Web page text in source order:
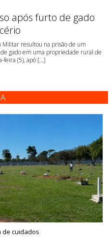
após furto de gado
Militar resultou na prisão de um
gado em uma propriedade rural de
feira (5), apó [...]
de cuidados